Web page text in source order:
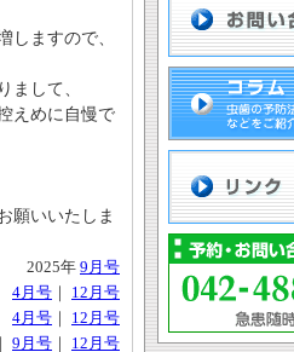
しますので、
まして、
えめに自慢で
願いいたしま
2025年 9月号
4月号 ｜ 12月号
4月号 ｜ 12月号
｜ 9月号 ｜ 12月号